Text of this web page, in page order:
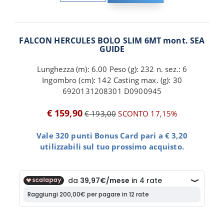
FALCON HERCULES BOLO SLIM 6MT mont. SEA
GUIDE
Lunghezza (m): 6.00 Peso (g): 232 n. sez.: 6
Ingombro (cm): 142 Casting max. (g): 30
6920131208301 D0900945
€ 159,90 € 193,00SCONTO 17,15%
Vale 320 punti Bonus Card pari a € 3,20
utilizzabili sul tuo prossimo acquisto.